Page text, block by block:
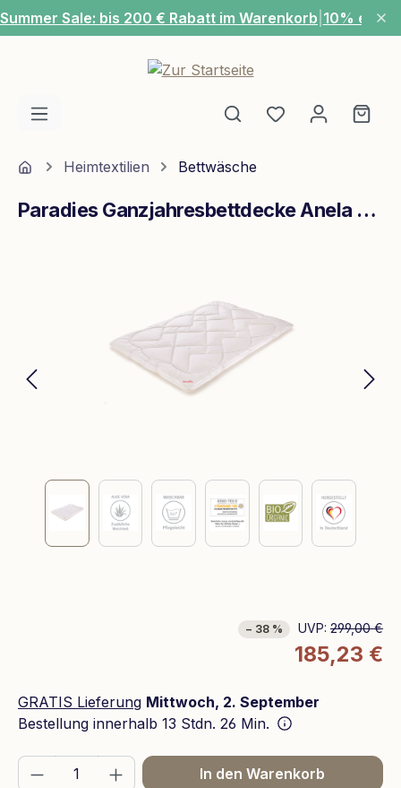
Zum Hauptinhalt springen
Summer Sale: bis 200 € Rabatt im Warenkorb 10% extra
Du hast 0
HomeHeimtextilien Bettwäsche
Paradies Ganzjahresbettdecke Anela Bio Varietta 155x220 Weiß
− 38 % UVP: 299,00 €
185,23 €
GRATIS Lieferung Mittwoch, 2. September
Bestellung innerhalb 13 Stdn. 26 Min.
Produkt Anzahl: Gib den gewünschten
In den Warenkorb